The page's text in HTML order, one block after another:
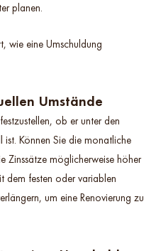
planen.
wie eine Umschuldung
Umstände
ob er unter den
ist. Können Sie die monatliche
Zinssätze möglicherweise höher
dem festen oder variablen
um eine Renovierung zu